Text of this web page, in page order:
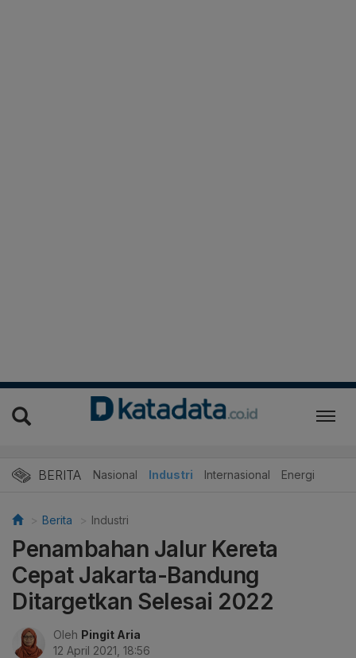
BERITA Nasional Industri Internasional Energi
Berita Industri
Penambahan Jalur Kereta
Cepat Jakarta-Bandung
Ditargetkan Selesai 2022
Oleh Pingit Aria
12 April 2021, 18:56